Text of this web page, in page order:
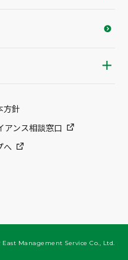
方針
アンス相談窓口
へ
East Management Service Co., Ltd.